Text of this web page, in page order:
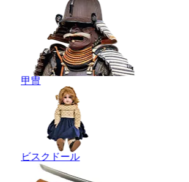
甲冑
ビスクドール